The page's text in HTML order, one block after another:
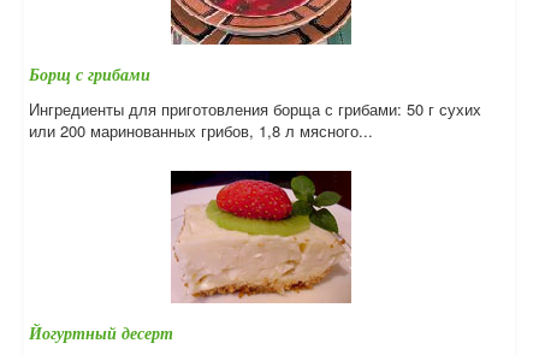
Борщ с грибами
Ингредиенты для приготовления борща с грибами: 50 г сухих
или 200 маринованных грибов, 1,8 л мясного...
Йогуртный десерт